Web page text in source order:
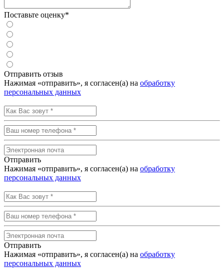
Поставьте оценку*
Отправить отзыв
Нажимая «отправить», я согласен(а) на обработку
персональных данных
Отправить
Нажимая «отправить», я согласен(а) на обработку
персональных данных
Отправить
Нажимая «отправить», я согласен(а) на обработку
персональных данных